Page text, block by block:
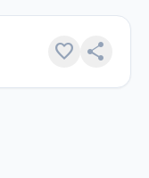
favorite share